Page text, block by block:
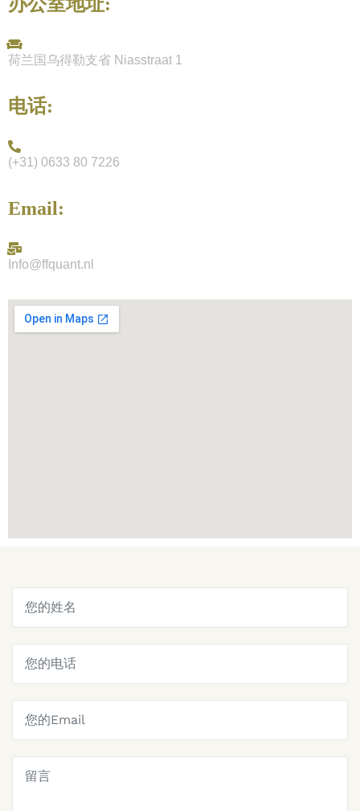
办公室地址:
荷兰国乌得勒支省 Niasstraat 1
电话:
(+31) 0633 80 7226
Email:
Info@ffquant.nl